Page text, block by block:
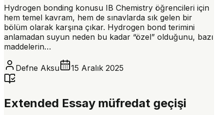
Hydrogen bonding konusu IB Chemistry öğrencileri için
hem temel kavram, hem de sınavlarda sık gelen bir
bölüm olarak karşına çıkar. Hydrogen bond terimini
anlamadan suyun neden bu kadar “özel” olduğunu, bazı
maddelerin…
Defne Aksu 15 Aralık 2025
Extended Essay müfredat geçişi